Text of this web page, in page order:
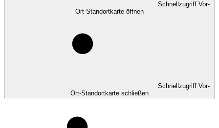
Schnellzugriff Vor-
Ort-Standortkarte öffnen
Schnellzugriff Vor-
Ort-Standortkarte schließen